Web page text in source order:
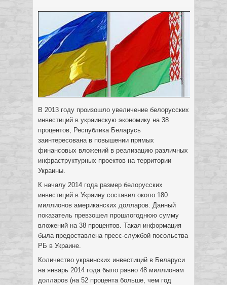
В 2013 году произошло увеличение белорусских
инвестиций в украинскую экономику на 38
процентов, Республика Беларусь
заинтересована в повышении прямых
финансовых вложений в реализацию различных
инфраструктурных проектов на территории
Украины.
К началу 2014 года размер белорусских
инвестиций в Украину составил около 180
миллионов американских долларов. Данный
показатель превзошел прошлогоднюю сумму
вложений на 38 процентов. Такая информация
была предоставлена пресс-службой посольства
РБ в Украине.
Количество украинских инвестиций в Беларуси
на январь 2014 года было равно 48 миллионам
долларов (на 52 процента больше, чем год